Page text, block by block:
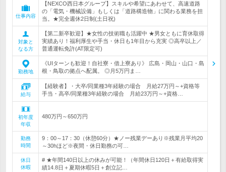
仕事内容
【NEXCO西日本グループ】スキルや希望にあわせて、高速道路
の「電気・機械設備」もしくは「道路構造物」に関わる業務を担
当。★完全週休2日制(土日祝)
対象と
なる方
【第二新卒歓迎】★女性の技術職も活躍中 ★男女ともに育休取得
実績あり！福利厚生や手当・休日も1年目から充実 ◎高卒以上／
普通運転免許(AT限定可)
勤務地
《UIターンも歓迎！自社寮・借上寮あり》 広島・岡山・山口・島
根・鳥取の拠点へ配属。 ◎月5万円ま…
給与
【経験者】・大卒/同業種3年経験の場合 月給27万円～+資格等
手当・高卒/同業種3年経験の場合 月給23万円～+資格…
初年度
年収
480万円～650万円
勤務
時間
9：00～17：30（休憩60分）★ノー残業デーあり※残業月平均20
～30hほど※夜間・休日勤務の可…
休日
休暇
# ★年間140日以上の休みが可能！（年間休日120日＋有給取得実
績14.8日＋夏期休暇5日＋創立記…